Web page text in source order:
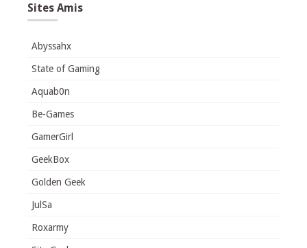
Sites Amis
Abyssahx
State of Gaming
Aquab0n
Be-Games
GamerGirl
GeekBox
Golden Geek
JulSa
Roxarmy